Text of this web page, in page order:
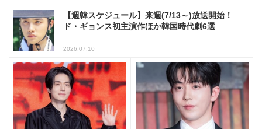
【週韓スケジュール】来週(7/13～)放送開始！
ド・ギョンス初主演作ほか韓国時代劇6選
2026.07.10